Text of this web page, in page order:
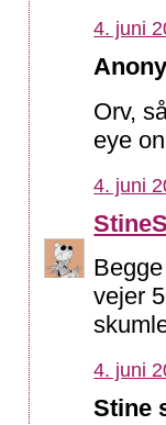
4. juni
Orv,
eye
4. juni
vejer
4. juni
Stine